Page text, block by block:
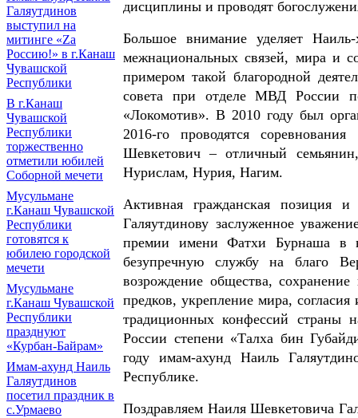
Галяутдинов
выступил на
митинге «Zа
Россию!» в г.Канаш
Чувашской
Республики
В г.Канаш
Чувашской
Республики
торжественно
отметили юбилей
Соборной мечети
Мусульмане
г.Канаш Чувашской
Республики
готовятся к
юбилею городской
мечети
Мусульмане
г.Канаш Чувашской
Республики
празднуют
«Курбан-Байрам»
Имам-ахунд Наиль
Галяутдинов
посетил праздник в
с.Урмаево
дисциплины и проводят
Большое внимание уделяет
межнациональных связей, мира и
примером такой благородной
совета при отделе МВД России
«Локомотив». В 2010 году был
2016-го проводятся
Шевкетович – отличный
Нурислам, Нурия, Нагим.
Активная гражданская
Галяутдинову заслуженное
премии имени Фатхи Бурнаша в
безупречную службу на благо
возрождение общества,
предков, укрепление мира,
традиционных конфессий страны
России степени «Талха бин
году имам-ахунд Наиль
Республике.
Поздравляем Наиля Шевкетовича